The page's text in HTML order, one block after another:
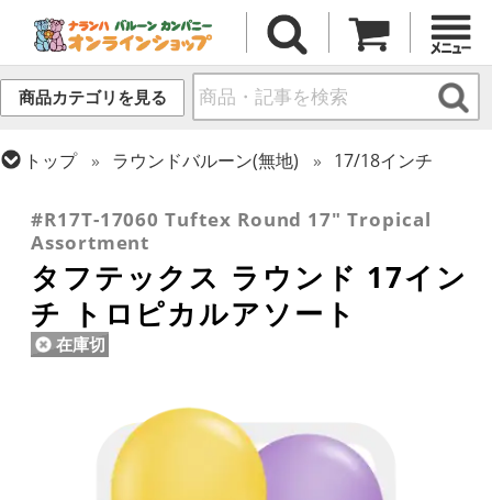
商品カテゴリを見る
トップ ラウンドバルーン(無地)
17/18インチ
#R17T-17060 Tuftex Round 17" Tropical
Assortment
タフテックス ラウンド 17イン
チ トロピカルアソート
在庫切